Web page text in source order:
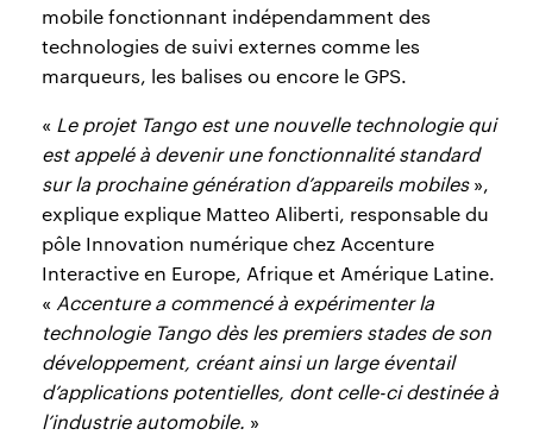
mobile fonctionnant indépendamment des
technologies de suivi externes comme les
marqueurs, les balises ou encore le GPS.
« Le projet Tango est une nouvelle technologie qui
est appelé à devenir une fonctionnalité standard
sur la prochaine génération d’appareils mobiles»,
explique explique Matteo Aliberti, responsable du
pôle Innovation numérique chez Accenture
Interactive en Europe, Afrique et Amérique Latine.
« Accenture a commencé à expérimenter la
technologie Tango dès les premiers stades de son
développement, créant ainsi un large éventail
d’applications potentielles, dont celle-ci destinée à
l’industrie automobile. »